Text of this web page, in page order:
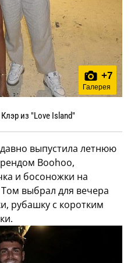
+7
Галерея
из "Love Island"
выпустила летнюю
Boohoo,
и босоножки на
выбрал для вечера
рубашку с коротким